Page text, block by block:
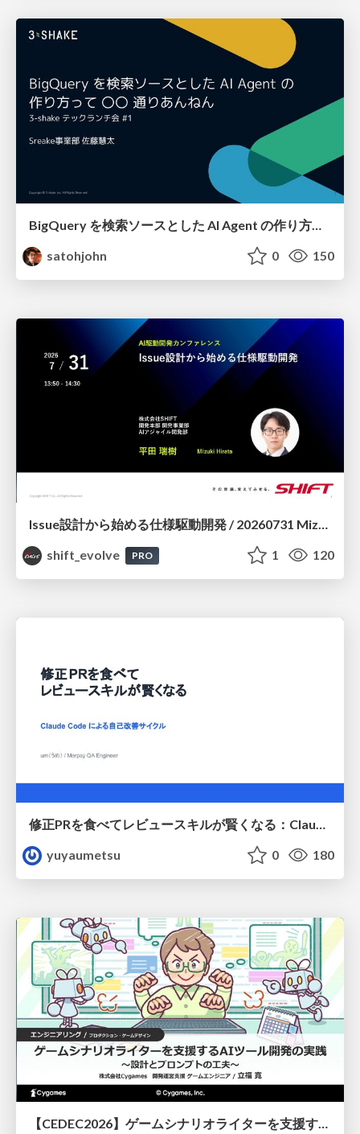
BigQuery を検索ソースとした AI Agent の作り方って 〇〇 通りあんねん
satohjohn
0 150
Issue設計から始める仕様駆動開発 / 20260731 Mizuki Hirata
shift_evolve
PRO 1 120
yuyaumetsu
0 180
【CEDEC2026】ゲームシナリオライターを支援するAIツール開発の実践 ― 設計とプロンプトの工夫 ―